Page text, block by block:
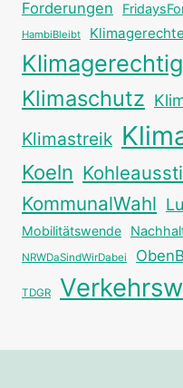
Forderungen
HambiBleibt
Klimaschutz
Klimastreik
Koeln
KommunalWahl
Mobilitätswende
NRWDaSindWirDabei
TDGR